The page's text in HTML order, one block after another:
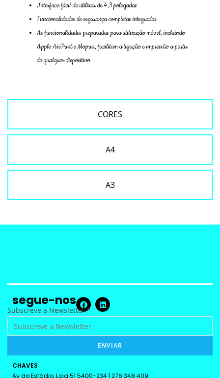
CORES
A4
A3
Interface fácil de utilizar de 4,3 polegadas
Funcionalidades de segurança completas integradas
As funcionalidades preparadas para utilização móvel, incluindo
Apple AirPrint e Mopria, facilitam a ligação e impressão a partir
de qualquer dispositivo
segue-nos
N
w
Subscreve a Newsletter*
ENVIAR
CHAVES
Av do Estádio, Loja 51 5400-234 | 276 348 409